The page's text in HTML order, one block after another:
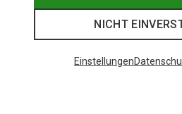
NICHT
Einstellungen